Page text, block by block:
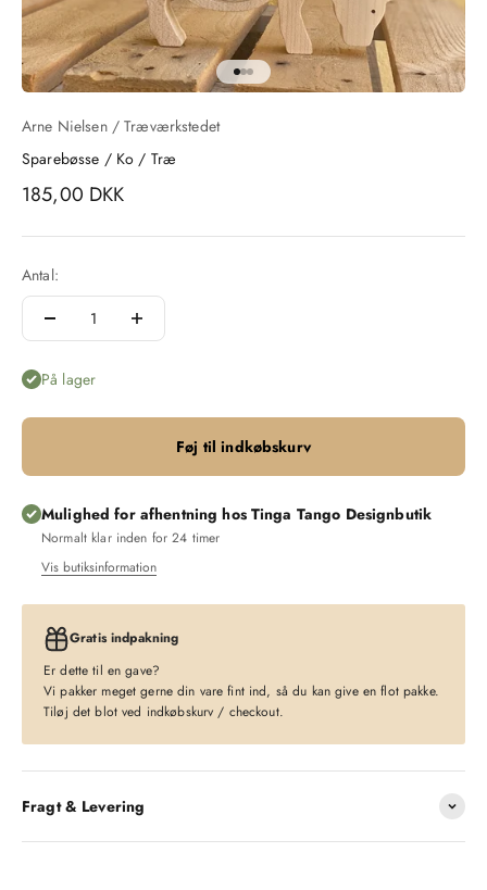
Gå til element 1
Gå til element 2
Gå til element 3
Arne Nielsen / Træværkstedet
Sparebøsse / Ko / Træ
Salgspris
185,00 DKK
Antal:
På lager
Føj til indkøbskurv
Mulighed for afhentning hos Tinga Tango Designbutik
Normalt klar inden for 24 timer
Vis butiksinformation
Gratis indpakning
Er dette til en gave?
Vi pakker meget gerne din vare fint ind, så du kan give en flot pakke.
Tiløj det blot ved indkøbskurv / checkout.
Fragt & Levering